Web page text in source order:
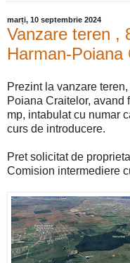
marți, 10 septembrie 2024
Vanzare teren ,
Harman-Poiana
Prezint la vanzare
Poiana Craitelor, avand
mp, intabulat cu numar
curs de introducere.
Pret solicitat de
Comision intermediere